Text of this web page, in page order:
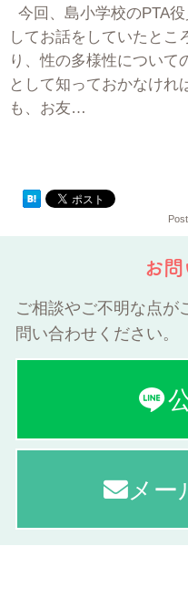
今回、島小学校のPTA
してお話をしていたとこ
り、性の多様性について
として知っておかなけれ
も、お友…
お
ご相談やご不明な点が
問い合わせください。
メー